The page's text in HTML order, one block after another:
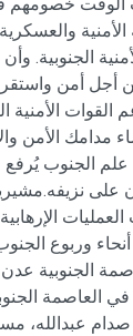
الأمنية
الجنوبية.
أجل أمن
القوات الأمنية
مدامك الأمن
الجنوب يُرفع
على
وربوع
الجنوبية
في العاصمة
صدام عبدالله،